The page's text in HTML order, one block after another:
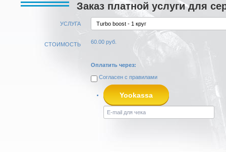
Заказ платной услуги для
УСЛУГА
СТОИМОСТЬ 60.00 руб.
Оплатить через:
Согласен с правилами
Yookassa